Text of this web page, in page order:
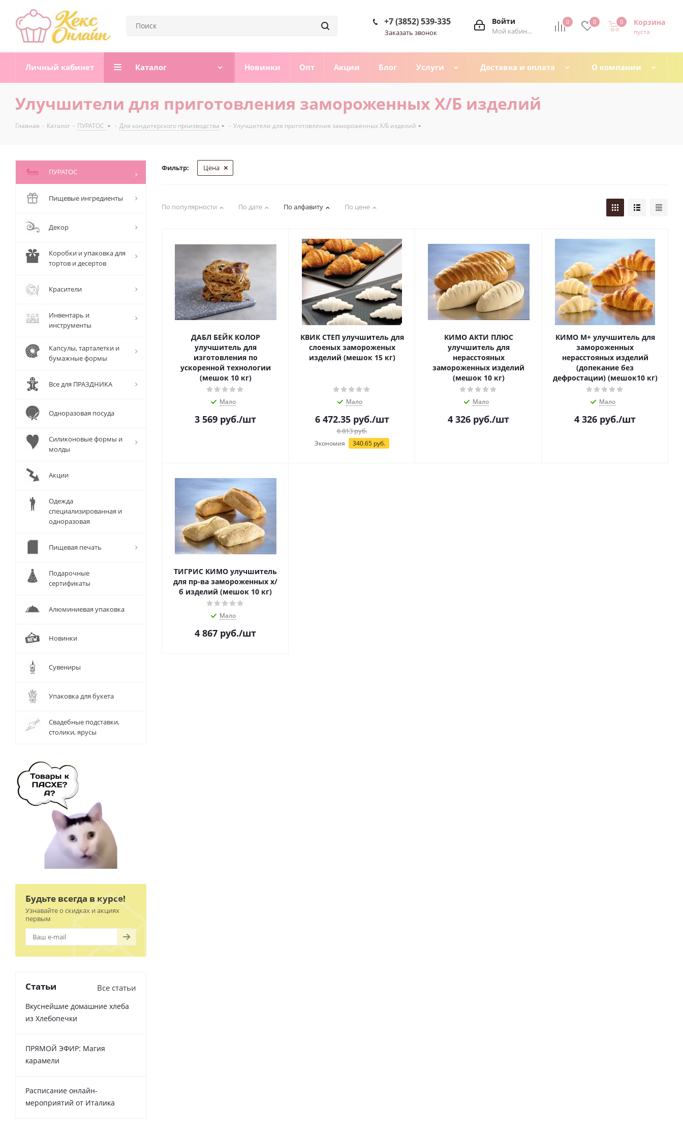
0 0 Корзина
0
пуста
0
Войти
Мой кабинет
+7 (3852) 539-335
Заказать звонок
Личный кабинет Каталог Новинки Опт Акции Блог Услуги Доставка и оплата О компании
Улучшители для приготовления замороженных Х/Б изделий
Главная - Каталог - ПУРАТОС - Для кондитерского производства - Улучшители для приготовления замороженных Х/Б изделий
Фильтр: Цена
По популярности По дате По алфавиту По цене
ДАБЛ БЕЙК КОЛОР
улучшитель для
изготовления по
ускоренной технологии
(мешок 10 кг)
Мало
3 569 руб./шт
КВИК СТЕП улучшитель для
слоеных замороженых
изделий (мешок 15 кг)
Мало
6 472.35руб./шт
6 813руб.
Экономия 340.65 руб.
КИМО АКТИ ПЛЮС
улучшитель для
нерасстояных
замороженных изделий
(мешок 10 кг)
Мало
4 326 руб./шт
КИМО М+ улучшитель для
замороженных
нерасстояных изделий
(допекание без
дефростации) (мешок10 кг)
Мало
4 326 руб./шт
ТИГРИС КИМО улучшитель
для пр-ва замороженных х/
б изделий (мешок 10 кг)
Мало
4 867 руб./шт
ПУРАТОС
Пищевые ингредиенты
Декор
Коробки и упаковка для
тортов и десертов
Красители
Инвентарь и
инструменты
Капсулы, тарталетки и
бумажные формы
Все для ПРАЗДНИКА
Одноразовая посуда
Силиконовые формы и
молды
Акции
Одежда
специализированная и
одноразовая
Пищевая печать
Подарочные
сертификаты
Алюминиевая упаковка
Новинки
Сувениры
Упаковка для букета
Свадебные подставки,
столики, ярусы
Будьте всегда в курсе!
Узнавайте о скидках и акциях
первым
Статьи Все статьи
Вкуснейшие домашние хлеба
из Хлебопечки
ПРЯМОЙ ЭФИР: Магия
карамели
Расписание онлайн-
мероприятий от Италика